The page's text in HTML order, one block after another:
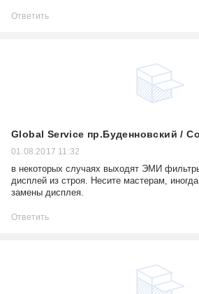
Ответить
Global Service пр.Буденновский /
01.08.2017 11:32
в некоторых случаях выходят ЭМИ
дисплей из строя. Несите мастерам,
замены дисплея.
Ответить